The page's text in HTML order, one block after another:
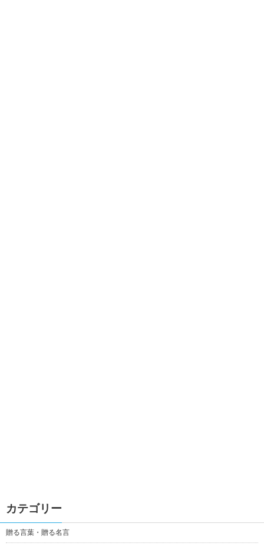
カテゴリー
贈る言葉・贈る名言